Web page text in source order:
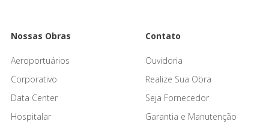
Nossas Obras
Aeroportuários
Corporativo
Data Center
Hospitalar
Contato
Ouvidoria
Realize Sua Obra
Seja Fornecedor
Garantia e Manutenção